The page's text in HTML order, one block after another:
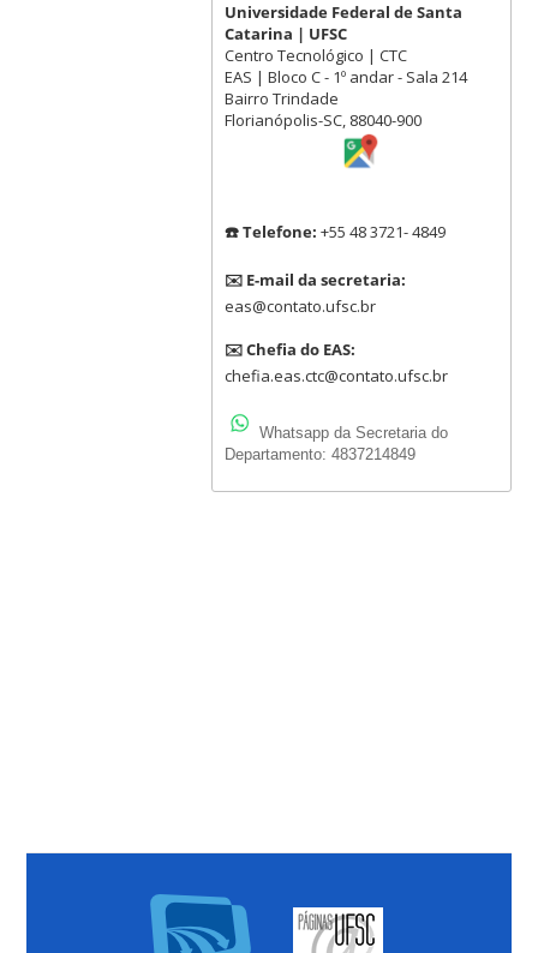
Universidade Federal de Santa
Catarina | UFSC
Centro Tecnológico | CTC
EAS | Bloco C - 1º andar - Sala 214
Bairro Trindade
Florianópolis-SC, 88040-900
☎️ Telefone: +55 48 3721- 4849
✉️ E-mail da secretaria:
eas@contato.ufsc.br
✉️ Chefia do EAS:
chefia.eas.ctc@contato.ufsc.br
Whatsapp da Secretaria do
Departamento: 4837214849